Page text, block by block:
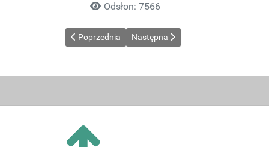
Odsłon: 7566
Poprzednia strona: Regulamin konkursu literackiego
Poprzednia Następna strona: II Powiatowy
Następna